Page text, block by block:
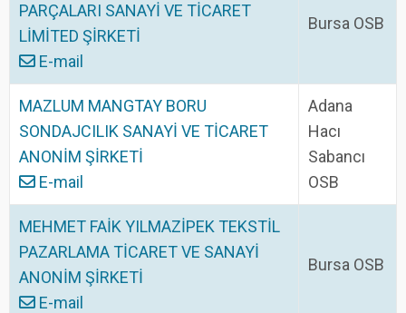
PARÇALARI SANAYİ VE TİCARET
LİMİTED ŞİRKETİ
E-mail
Bursa OSB
MAZLUM MANGTAY BORU
SONDAJCILIK SANAYİ VE TİCARET
ANONİM ŞİRKETİ
E-mail
Adana
Hacı
Sabancı
OSB
MEHMET FAİK YILMAZİPEK TEKSTİL
PAZARLAMA TİCARET VE SANAYİ
ANONİM ŞİRKETİ
E-mail
Bursa OSB